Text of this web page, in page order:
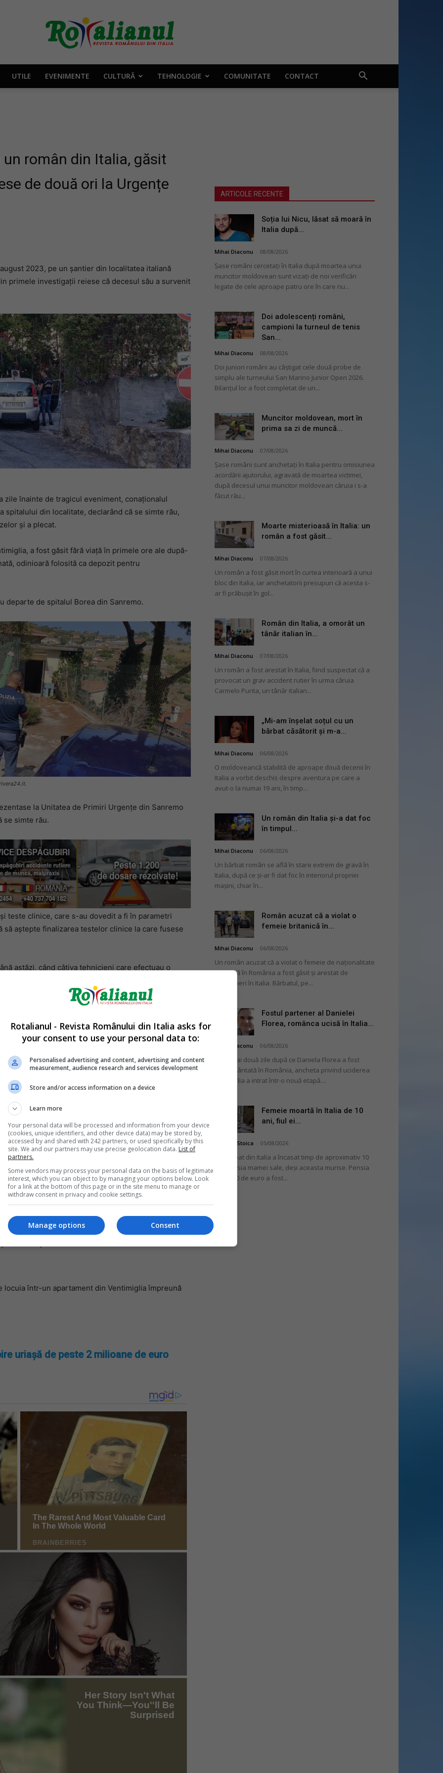
Rotalianul
românului
din
Italia
UTILE EVENIMENTE CULTURĂ TEHNOLOGIE COMUNITATE CONTACT
român din Italia, găsit
de două ori la Urgențe
2023, pe un șantier din localitatea italiană
primele investigații reiese că decesul său a survenit
zile înainte de tragicul eveniment, conaționalul
spitalului din localitate, declarând că se simte rău,
și a plecat.
a fost găsit fără viață în primele ore ale după-
odinioară folosită ca depozit pentru
departe de spitalul Borea din Sanremo.
la Unitatea de Primiri Urgențe din Sanremo
se simte rău.
teste clinice, care s-au dovedit a fi în parametri
să aștepte finalizarea testelor clinice la care fusese
astăzi, când câțiva tehnicieni care efectuau o
încă mai avea, la încheietura mâinii, brățara dată
Agenția Sanitară Locală din provincia Imperia,
și cu o zi înainte, pe 10 august, de acea dată însă
să afle rezultatele investigațiilor înainte de a
bărbatul se afla într-o stare de agitație
găsit s-au încheiat cu concluzia că decesul a
citată.
depus la morga spitalului din Sanremo și va fi
vor reuși să contacteze rudele acestuia.
locuia într-un apartament din Ventimiglia împreună
uriașă de peste 2 milioane de euro
ARTICOLE RECENTE
Soția lui Nicu, lăsat să moară în
Italia după...
Mihai Diaconu 08/08/2026
Șase români cercetați în Italia după moartea unui
muncitor moldovean sunt vizați de noi verificări
legate de cele aproape patru ore în care nu...
Doi adolescenți români,
campioni la turneul de tenis
San...
Mihai Diaconu 08/08/2026
Doi juniori români au câștigat cele două probe de
simplu ale turneului San Marino Junior Open 2026.
Bilanțul lor a fost completat de un...
Muncitor moldovean, mort în
prima sa zi de muncă...
Mihai Diaconu 07/08/2026
Șase români sunt anchetați în Italia pentru omisiunea
acordării ajutorului, agravată de moartea victimei,
după decesul unui muncitor moldovean căruia i s-a
făcut rău...
Moarte misterioasă în Italia: un
român a fost găsit...
Mihai Diaconu 07/08/2026
Un român a fost găsit mort în curtea interioară a unui
bloc din Italia, iar anchetatorii presupun că acesta s-
ar fi prăbușit în gol...
Român din Italia, a omorât un
tânăr italian în...
Mihai Diaconu 07/08/2026
Un român a fost arestat în Italia, fiind suspectat că a
provocat un grav accident rutier în urma căruia
Carmelo Purita, un tânăr italian...
„Mi-am înșelat soțul cu un
bărbat căsătorit și m-a...
Mihai Diaconu 06/08/2026
O moldoveancă stabilită de aproape două decenii în
Italia a vorbit deschis despre aventura pe care a
avut-o la numai 19 ani, în timp...
Un român din Italia și-a dat foc
în timpul...
Mihai Diaconu 06/08/2026
Un bărbat român se află în stare extrem de gravă în
Italia, după ce și-ar fi dat foc în interiorul propriei
mașini, chiar în...
Român acuzat că a violat o
femeie britanică în...
Mihai Diaconu 06/08/2026
Un român acuzat că a violat o femeie de naționalitate
britanică în România a fost găsit și arestat de
carabinieri în Italia. Bărbatul, pe...
Fostul partener al Danielei
Florea, românca ucisă în Italia...
Mihai Diaconu 06/08/2026
La numai două zile după ce Daniela Florea a fost
înmormântată în România, ancheta privind uciderea
sa în Italia a intrat într-o nouă etapă....
Femeie moartă în Italia de 10
ani, fiul ei...
Daniela Stoica 05/08/2026
Un bărbat din Italia a încasat timp de aproximativ 10
ani pensia mamei sale, deși aceasta murise. Pensia
de 2.000 de euro a fost...
Rotalianul - Revista Românului din Italia asks for
your consent to use your personal data to:
Personalised advertising and content, advertising and content
measurement, audience research and services development
Store and/or access information on a device
Learn more
Your personal data will be processed and information from your device
(cookies, unique identifiers, and other device data) may be stored by,
accessed by and shared with 242 partners, or used specifically by this
site. We and our partners may use precise geolocation data. List of
partners.
Some vendors may process your personal data on the basis of legitimate
interest, which you can object to by managing your options below. Look
for a link at the bottom of this page or in the site menu to manage or
withdraw consent in privacy and cookie settings.
Consent
Manage options